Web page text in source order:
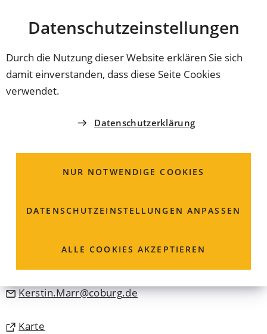
Datenschutz­einstellungen
Durch die Nutzung dieser Website erklären Sie sich
damit einverstanden, dass diese Seite Cookies
verwendet.
Datenschutzerklärung
NUR NOTWENDIGE COOKIES
DATENSCHUTZ­EINSTELLUNGEN ANPASSEN
ALLE COOKIES AKZEPTIEREN
INHALT ANSPRINGEN
Coburg
96450 Coburg
Kerstin.Marr
coburg de
Karte
(Öffnet